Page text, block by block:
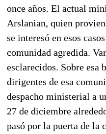
once años. El actual
Arslanian, quien
se interesó en esos
comunidad agredida.
esclarecidos. Sobre esa
dirigentes de esa
despacho ministerial a
27 de diciembre
pasó por la puerta de la